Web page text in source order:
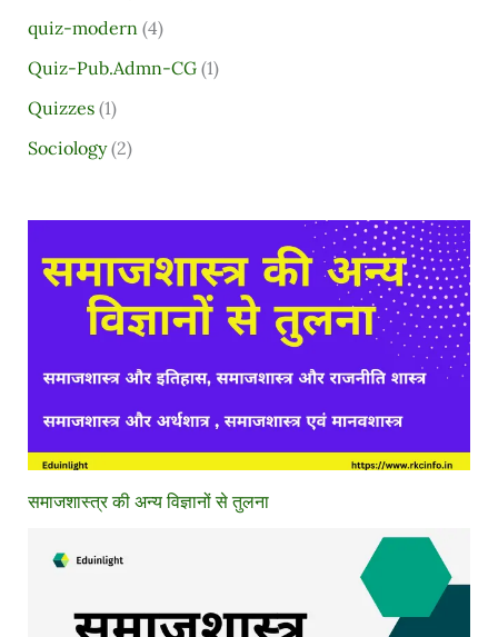
quiz-modern (4)
Quiz-Pub.Admn-CG(1)
Quizzes(1)
Sociology(2)
समाजशास्त्र की अन्य विज्ञानों से तुलना